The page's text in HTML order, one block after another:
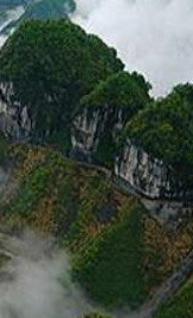
dạng về văn
giáo và tâm linh
thể tìm hiểu về
hành trình
còn là cơ hội
cuộc hành trình